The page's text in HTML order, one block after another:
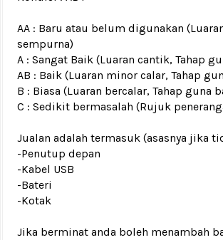
AA : Baru atau belum digunakan
sempurna)
A : Sangat Baik (Luaran cantik, Tahap
AB : Baik (Luaran minor calar, Tahap
B : Biasa (Luaran bercalar, Tahap
C : Sedikit bermasalah (Rujuk
Jualan adalah termasuk (asasnya jika
-Penutup depan
-Kabel USB
-Bateri
-Kotak
Jika berminat anda boleh menambah